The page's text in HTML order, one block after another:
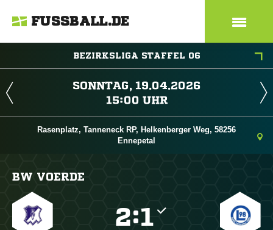
FUSSBALL.DE
BEZIRKSLIGA STAFFEL 06
 
 
Rasenplatz, Tanneneck RP, Helkenberger Weg, 58256
Ennepetal
BW VOERDE
: